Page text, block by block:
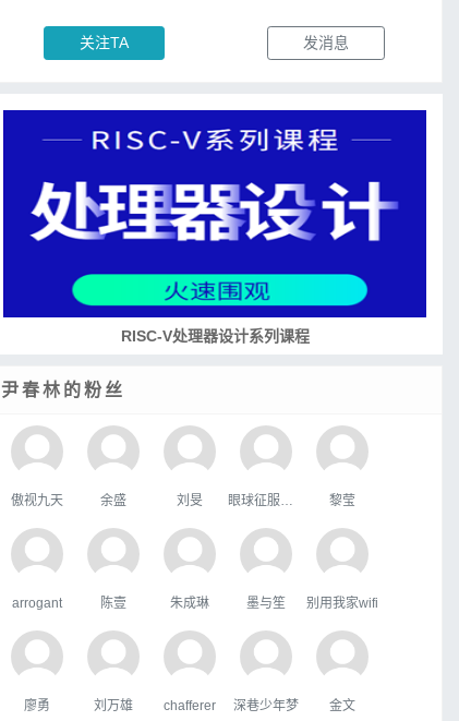
关注TA 发消息
RISC-V处理器设计系列课程
尹春林的粉丝
傲视九天 余盛 刘旻 黎莹
arrogant 陈壹 朱成琳 墨与笙 别用我家wifi
廖勇 刘万雄 chafferer 深巷少年梦 金文